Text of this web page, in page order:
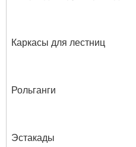
Каркасы для лестниц
Рольганги
Эстакады